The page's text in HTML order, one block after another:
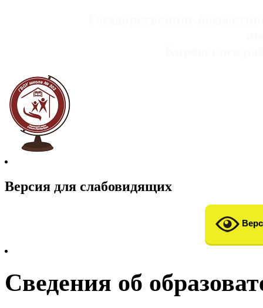
Версия для слабовидящих
Сведения об